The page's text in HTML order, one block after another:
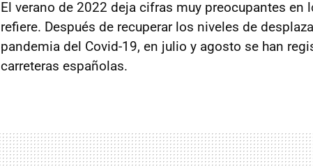
El verano de 2022 deja cifras muy preocupantes en
refiere. Después de recuperar los niveles de
pandemia del Covid-19, en julio y agosto se han
carreteras españolas.